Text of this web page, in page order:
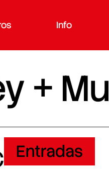
Info
+
Entradas